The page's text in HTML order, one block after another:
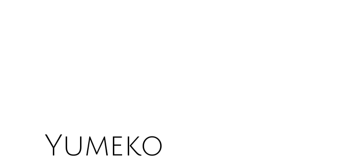
Yumeko